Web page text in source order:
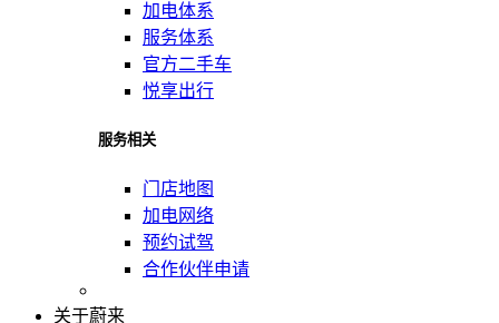
加电体系
服务体系
官方二手车
悦享出行
服务相关
门店地图
加电网络
预约试驾
合作伙伴申请
关于蔚来